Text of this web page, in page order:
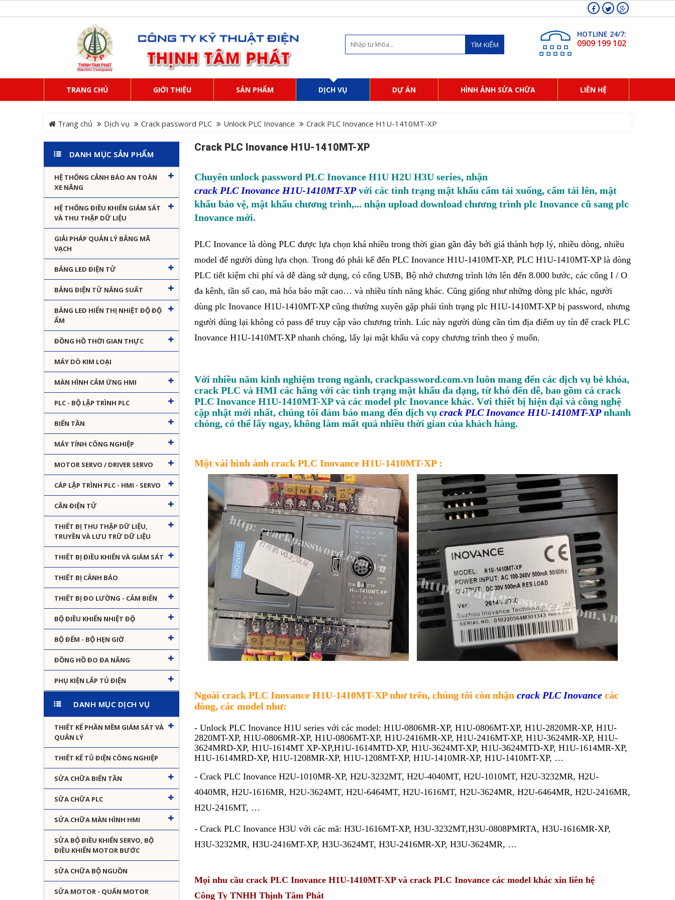
TÌM KIẾM
HOTLINE 24/7:
0909 199 102
TRANG CHỦ GIỚI THIỆU SẢN PHẨM DỊCH VỤ DỰ ÁN HÌNH ẢNH SỬA CHỮA LIÊN HỆ
Trang chủ Dịch vụ Crack password PLC Unlock PLC Inovance Crack PLC Inovance H1U-1410MT-XP
DANH MỤC SẢN PHẨM
HỆ THỐNG CẢNH BÁO AN TOÀN
XE NÂNG
HỆ THỐNG ĐIỀU KHIỂN GIÁM SÁT
VÀ THU THẬP DỮ LIỆU
GIẢI PHÁP QUẢN LÝ BẰNG MÃ
VẠCH
BẢNG LED ĐIỆN TỬ
BẢNG ĐIỆN TỬ NĂNG SUẤT
BẢNG LED HIỂN THỊ NHIỆT ĐỘ ĐỘ
ẨM
ĐỒNG HỒ THỜI GIAN THỰC
MÁY DÒ KIM LOẠI
MÀN HÌNH CẢM ỨNG HMI
PLC - BỘ LẬP TRÌNH PLC
BIẾN TẦN
MÁY TÍNH CÔNG NGHIỆP
MOTOR SERVO / DRIVER SERVO
CÁP LẬP TRÌNH PLC - HMI - SERVO
CÂN ĐIỆN TỬ
THIẾT BỊ THU THẬP DỮ LIỆU,
TRUYỀN VÀ LƯU TRỮ DỮ LIỆU
THIẾT BỊ ĐIỀU KHIỂN VÀ GIÁM SÁT
THIẾT BỊ CẢNH BÁO
THIẾT BỊ ĐO LƯỜNG - CẢM BIẾN
BỘ ĐIỀU KHIỂN NHIỆT ĐỘ
BỘ ĐẾM - BỘ HẸN GIỜ
ĐỒNG HỒ ĐO ĐA NĂNG
PHỤ KIỆN LẮP TỦ ĐIỆN
DANH MỤC DỊCH VỤ
THIẾT KẾ PHẦN MỀM GIÁM SÁT VÀ
QUẢN LÝ
THIẾT KẾ TỦ ĐIỆN CÔNG NGHIỆP
SỬA CHỮA BIẾN TẦN
SỬA CHỮA PLC
SỬA CHỮA MÀN HÌNH HMI
SỬA BỘ ĐIỀU KHIỂN SERVO, BỘ
ĐIỀU KHIỂN MOTOR BƯỚC
SỬA CHỮA BỘ NGUỒN
SỬA MOTOR - QUẤN MOTOR
Crack PLC Inovance H1U-1410MT-XP
Chuyên unlock password PLC Inovance H1U H2U H3U series, nhận
crack PLC Inovance H1U-1410MT-XPvới các tình trạng mật khẩu cấm tải xuống, cấm tải lên, mật
khấu bảo vệ, mật khẩu chương trình,... nhận upload download chương trình plc Inovance cũ sang plc
Inovance mới.
PLC Inovance là dòng PLC được lựa chọn khá nhiều trong thời gian gần đây bởi giá thành hợp lý, nhiều dòng, nhiều
model để người dùng lựa chọn. Trong đó phải kể đến PLC Inovance H1U-1410MT-XP, PLC H1U-1410MT-XP là dòng
PLC tiết kiệm chi phí và dễ dàng sử dụng, có cổng USB, Bộ nhớ chương trình lớn lên đến 8.000 bước, các cổng I / O
đa kênh, tần số cao, mã hóa bảo mật cao… và nhiều tính năng khác. Cũng giống như những dòng plc khác, người
dùng plc Inovance H1U-1410MT-XP cũng thường xuyên gặp phải tình trạng plc H1U-1410MT-XP bị password, nhưng
người dùng lại không có pass để truy cập vào chương trình. Lúc này người dùng cần tìm địa điểm uy tín để crack PLC
Inovance H1U-1410MT-XP nhanh chóng, lấy lại mật khẩu và copy chương trình theo ý muốn.
Với nhiều năm kinh nghiệm trong ngành, crackpassword.com.vn luôn mang đến các dịch vụ bẻ khóa,
crack PLC và HMI các hãng với các tình trạng mật khẩu đa dạng, từ khó đến dễ, bao gồm cả crack
PLC Inovance H1U-1410MT-XP và các model plc Inovance khác. Vơi thiết bị hiện đại và công nghệ
cập nhật mới nhất, chúng tôi đảm bảo mang đến dịch vụ crack PLC Inovance H1U-1410MT-XPnhanh
chóng, có thể lấy ngay, không làm mất quá nhiều thời gian của khách hàng.
Một vài hình ảnh crack PLC Inovance H1U-1410MT-XP :
Ngoài crack PLC Inovance H1U-1410MT-XP như trên, chúng tôi còn nhận crack PLC Inovance các
dòng, các model như:
- Unlock PLC Inovance H1U series với các model: H1U-0806MR-XP, H1U-0806MT-XP, H1U-2820MR-XP, H1U-
2820MT-XP, H1U-0806MR-XP, H1U-0806MT-XP, H1U-2416MR-XP, H1U-2416MT-XP, H1U-3624MR-XP, H1U-
3624MRD-XP, H1U-1614MT XP-XP,H1U-1614MTD-XP, H1U-3624MT-XP, H1U-3624MTD-XP, H1U-1614MR-XP,
H1U-1614MRD-XP, H1U-1208MR-XP, H1U-1208MT-XP, H1U-1410MR-XP, H1U-1410MT-XP, …
- Crack PLC Inovance H2U-1010MR-XP, H2U-3232MT, H2U-4040MT, H2U-1010MT, H2U-3232MR, H2U-
4040MR, H2U-1616MR, H2U-3624MT, H2U-6464MT, H2U-1616MT, H2U-3624MR, H2U-6464MR, H2U-2416MR,
H2U-2416MT, …
- Crack PLC Inovance H3U với các mã: H3U-1616MT-XP, H3U-3232MT,H3U-0808PMRTA, H3U-1616MR-XP,
H3U-3232MR, H3U-2416MT-XP, H3U-3624MT, H3U-2416MR-XP, H3U-3624MR, …
Mọi nhu cầu crack PLC Inovance H1U-1410MT-XP và crack PLC Inovance các model khác xin liên hệ
Công Ty TNHH Thịnh Tâm Phát